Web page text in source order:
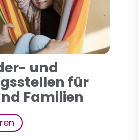
und
für
Familien